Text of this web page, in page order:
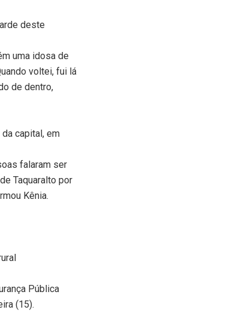
deste
uma idosa de
voltei, fui lá
de dentro,
capital, em
falaram ser
Taquaralto por
Kênia.
Pública
(15).